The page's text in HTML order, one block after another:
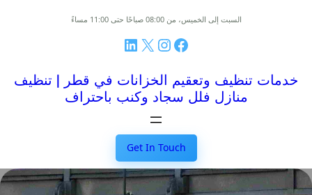
السبت إلى الخميس، من 08:00 صباحًا حتى 11:00 مساءً
فيسبوكإنستجرام إكسلينكد إن
خدمات تنظيف وتعقيم الخزانات في قطر | تنظيف
منازل فلل سجاد وكنب باحتراف
Get In Touch